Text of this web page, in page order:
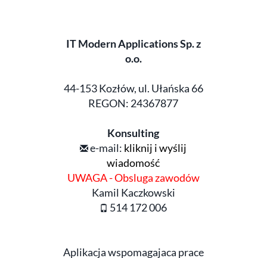
IT Modern Applications Sp. z
o.o.
44-153 Kozłów, ul. Ułańska 66
REGON: 24367877
Konsulting
e-mail: kliknij i wyślij
wiadomość
UWAGA - Obsluga zawodów
Kamil Kaczkowski
514 172 006
Aplikacja wspomagajaca prace